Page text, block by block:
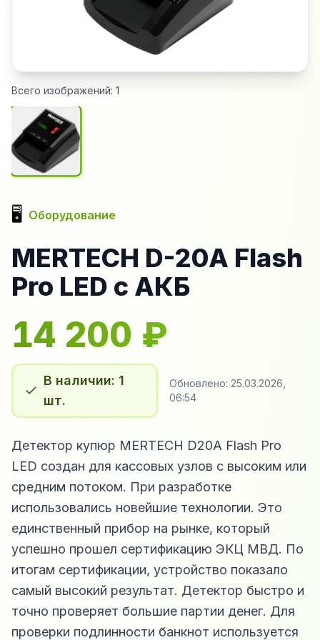
Всего изображений: 1
🖥️ Оборудование
MERTECH D-20A Flash
Pro LED с АКБ
14 200 ₽
В наличии: 1
шт.
Обновлено: 25.03.2026,
06:54
Детектор купюр MERTECH D20A Flash Pro
LED создан для кассовых узлов с высоким или
средним потоком. При разработке
использовались новейшие технологии. Это
единственный прибор на рынке, который
успешно прошел сертификацию ЭКЦ МВД. По
итогам сертификации, устройство показало
самый высокий результат. Детектор быстро и
точно проверяет большие партии денег. Для
проверки подлинности банкнот используется